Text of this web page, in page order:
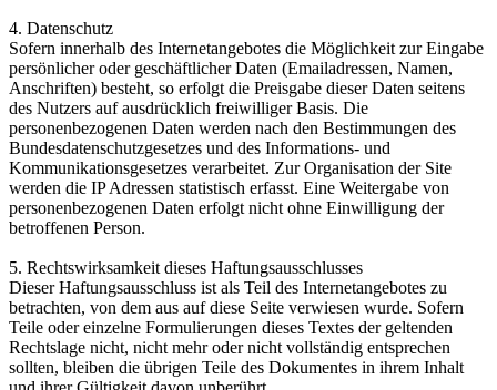
4. Datenschutz
Sofern innerhalb des Internetangebotes die Möglichkeit zur Eingabe
persönlicher oder geschäftlicher Daten (Emailadressen, Namen,
Anschriften) besteht, so erfolgt die Preisgabe dieser Daten seitens
des Nutzers auf ausdrücklich freiwilliger Basis. Die
personenbezogenen Daten werden nach den Bestimmungen des
Bundesdatenschutzgesetzes und des Informations- und
Kommunikationsgesetzes verarbeitet. Zur Organisation der Site
werden die IP Adressen statistisch erfasst. Eine Weitergabe von
personenbezogenen Daten erfolgt nicht ohne Einwilligung der
betroffenen Person.
5. Rechtswirksamkeit dieses Haftungsausschlusses
Dieser Haftungsausschluss ist als Teil des Internetangebotes zu
betrachten, von dem aus auf diese Seite verwiesen wurde. Sofern
Teile oder einzelne Formulierungen dieses Textes der geltenden
Rechtslage nicht, nicht mehr oder nicht vollständig entsprechen
sollten, bleiben die übrigen Teile des Dokumentes in ihrem Inhalt